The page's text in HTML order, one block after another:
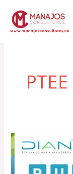
contenido
PTEE
¿Qué